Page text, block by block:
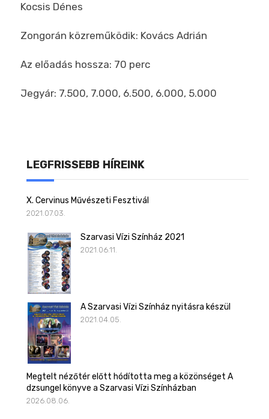
Kocsis Dénes
Zongorán közreműködik: Kovács Adrián
Az előadás hossza: 70 perc
Jegyár: 7.500, 7.000, 6.500, 6.000, 5.000
LEGFRISSEBB HÍREINK
X. Cervinus Művészeti Fesztivál
2021.07.03.
Szarvasi Vízi Színház 2021
2021.06.11.
A Szarvasi Vízi Színház nyitásra készül
2021.04.05.
Megtelt nézőtér előtt hódította meg a közönséget A
dzsungel könyve a Szarvasi Vízi Színházban
2026.08.06.